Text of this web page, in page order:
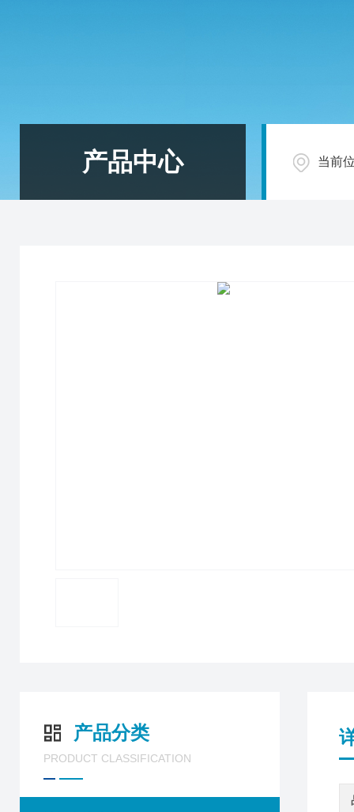
产品中心 当前
产品分类
PRODUCT CLASSIFICATION